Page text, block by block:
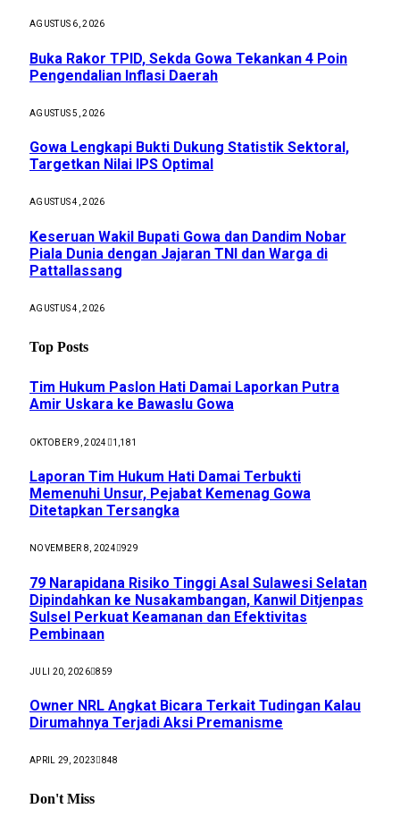
AGUSTUS 6, 2026
Buka Rakor TPID, Sekda Gowa Tekankan 4 Poin
Pengendalian Inflasi Daerah
AGUSTUS 5, 2026
Gowa Lengkapi Bukti Dukung Statistik Sektoral,
Targetkan Nilai IPS Optimal
AGUSTUS 4, 2026
Keseruan Wakil Bupati Gowa dan Dandim Nobar
Piala Dunia dengan Jajaran TNI dan Warga di
Pattallassang
AGUSTUS 4, 2026
Top Posts
Tim Hukum Paslon Hati Damai Laporkan Putra
Amir Uskara ke Bawaslu Gowa
OKTOBER 9, 2024 1,181
Laporan Tim Hukum Hati Damai Terbukti
Memenuhi Unsur, Pejabat Kemenag Gowa
Ditetapkan Tersangka
NOVEMBER 8, 2024 929
79 Narapidana Risiko Tinggi Asal Sulawesi Selatan
Dipindahkan ke Nusakambangan, Kanwil Ditjenpas
Sulsel Perkuat Keamanan dan Efektivitas
Pembinaan
JULI 20, 2026 859
Owner NRL Angkat Bicara Terkait Tudingan Kalau
Dirumahnya Terjadi Aksi Premanisme
APRIL 29, 2023 848
Don't Miss